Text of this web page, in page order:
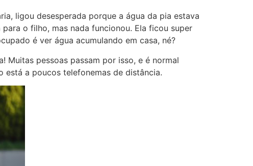
ligou desesperada porque a água da pia estava
o filho, mas nada funcionou. Ela ficou super
é ver água acumulando em casa, né?
Muitas pessoas passam por isso, e é normal
está a poucos telefonemas de distância.